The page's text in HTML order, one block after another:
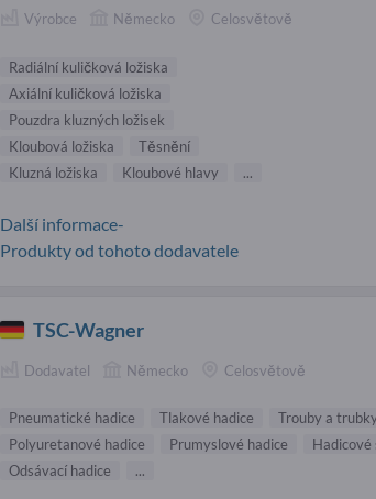
Výrobce Německo Celosvětově
Radiální kuličková ložiska
Axiální kuličková ložiska
Pouzdra kluzných ložisek
Kloubová ložiska
Těsnění
Kluzná ložiska
Kloubové hlavy ...
Další informace-
Produkty od tohoto dodavatele
TSC-Wagner
Dodavatel Německo Celosvětově
Pneumatické hadice Tlakové hadice
Trouby a
Polyuretanové hadice
Prumyslové hadice Hadicové
Odsávací hadice
...